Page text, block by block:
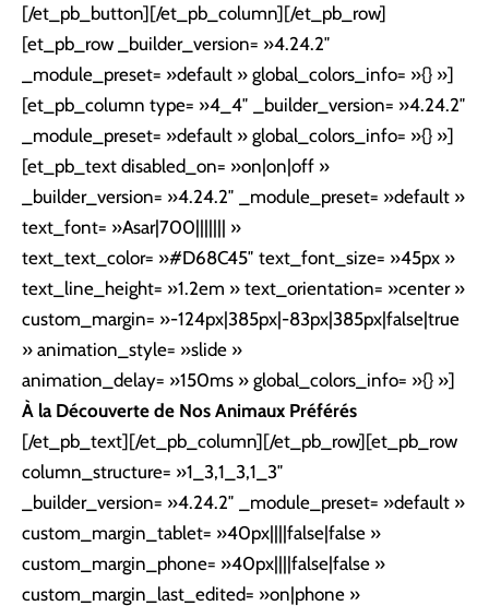
[/et_pb_button][/et_pb_column][/et_pb_row]
[et_pb_row _builder_version= »4.24.2″
_module_preset= »default » global_colors_info= »{} »]
[et_pb_column type= »4_4″ _builder_version= »4.24.2″
_module_preset= »default » global_colors_info= »{} »]
[et_pb_text disabled_on= »on|on|off »
_builder_version= »4.24.2″ _module_preset= »default »
text_font= »Asar|700||||||| »
text_text_color= »#D68C45″ text_font_size= »45px »
text_line_height= »1.2em » text_orientation= »center »
custom_margin= »-124px|385px|-83px|385px|false|true
» animation_style= »slide »
animation_delay= »150ms » global_colors_info= »{} »]
À la Découverte de Nos Animaux Préférés
[/et_pb_text][/et_pb_column][/et_pb_row][et_pb_row
column_structure= »1_3,1_3,1_3″
_builder_version= »4.24.2″ _module_preset= »default »
custom_margin_tablet= »40px||||false|false »
custom_margin_phone= »40px||||false|false »
custom_margin_last_edited= »on|phone »